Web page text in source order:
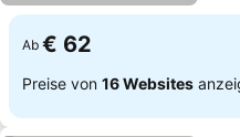
Ab € 62
Preise von 16 Websites